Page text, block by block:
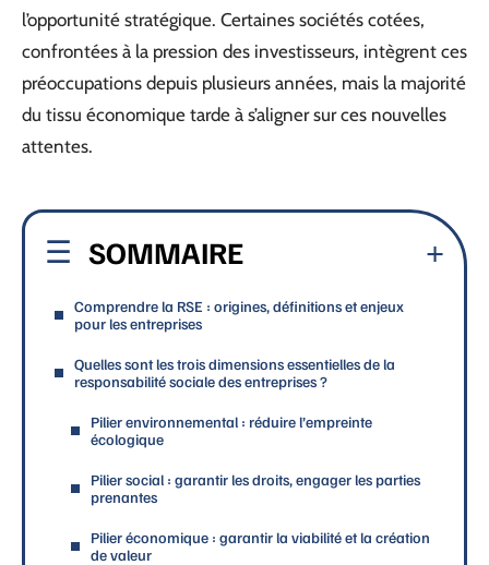
l’opportunité stratégique. Certaines sociétés cotées,
confrontées à la pression des investisseurs, intègrent ces
préoccupations depuis plusieurs années, mais la majorité
du tissu économique tarde à s’aligner sur ces nouvelles
attentes.
SOMMAIRE
Comprendre la RSE : origines, définitions et enjeux
pour les entreprises
Quelles sont les trois dimensions essentielles de la
responsabilité sociale des entreprises ?
Pilier environnemental : réduire l’empreinte
écologique
Pilier social : garantir les droits, engager les parties
prenantes
Pilier économique : garantir la viabilité et la création
de valeur